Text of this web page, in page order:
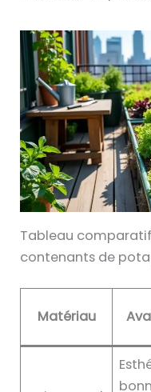
Tableau
contenants de
Matériau